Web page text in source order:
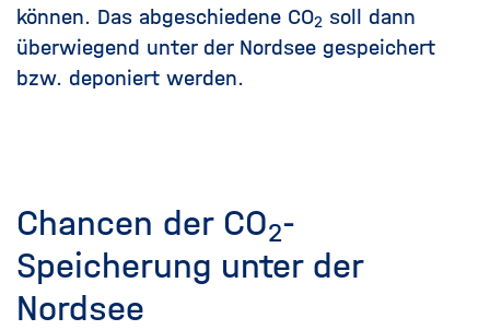
können. Das abgeschiedene CO2 soll dann
überwiegend unter der Nordsee gespeichert
bzw. deponiert werden.
Chancen der CO2-
Speicherung unter der
Nordsee